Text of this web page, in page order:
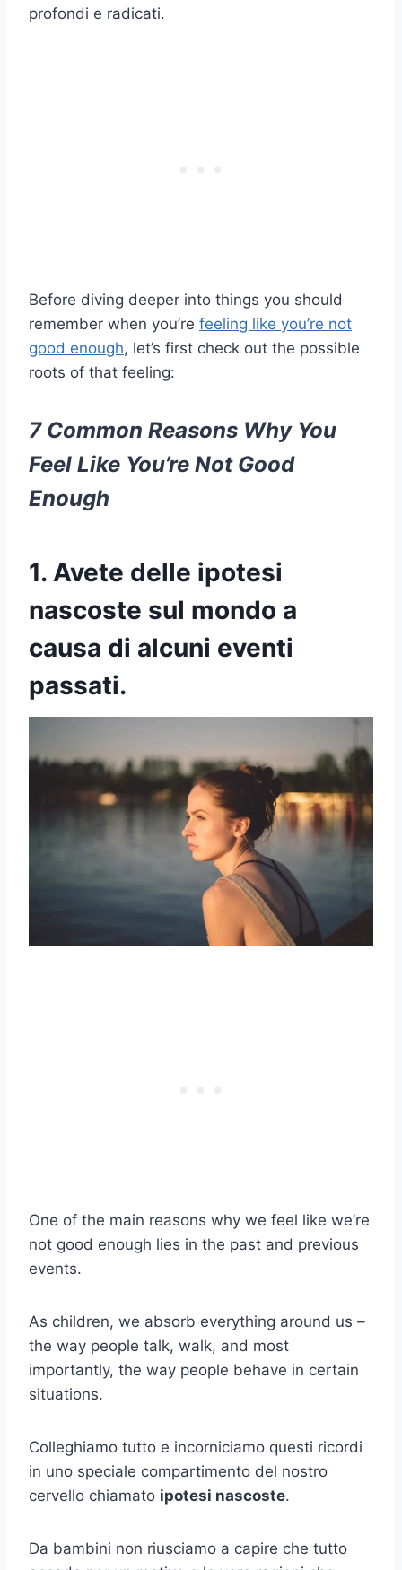
profondi e radicati.
Before diving deeper into things you should
remember when you’re feeling like you’re not
good enough, let’s first check out the possible
roots of that feeling:
7 Common Reasons Why You
Feel Like You’re Not Good
Enough
1. Avete delle ipotesi
nascoste sul mondo a
causa di alcuni eventi
passati.
One of the main reasons why we feel like we’re
not good enough lies in the past and previous
events.
As children, we absorb everything around us –
the way people talk, walk, and most
importantly, the way people behave in certain
situations.
Colleghiamo tutto e incorniciamo questi ricordi
in uno speciale compartimento del nostro
cervello chiamato ipotesi nascoste.
Da bambini non riusciamo a capire che tutto